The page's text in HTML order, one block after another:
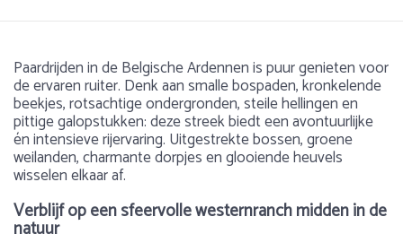
Paardrijden in de Belgische Ardennen is puur genieten voor
de ervaren ruiter. Denk aan smalle bospaden, kronkelende
beekjes, rotsachtige ondergronden, steile hellingen en
pittige galopstukken: deze streek biedt een avontuurlijke
én intensieve rijervaring. Uitgestrekte bossen, groene
weilanden, charmante dorpjes en glooiende heuvels
wisselen elkaar af.
Verblijf op een sfeervolle westernranch midden in de